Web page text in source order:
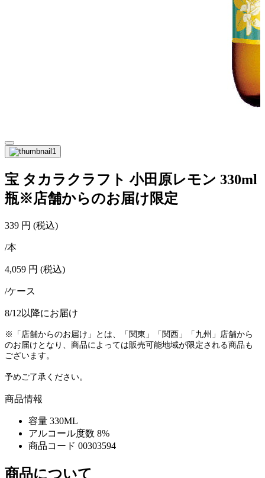
宝 タカラクラフト 小田原レモン 330ml
瓶※店舗からのお届け限定
339 円 (税込)
/本
4,059 円 (税込)
/ケース
8/12以降にお届け
※「店舗からのお届け」とは、「関東」「関西」「九州」店舗から
のお届けとなり、商品によっては販売可能地域が限定される商品も
ございます。
予めご了承ください。
商品情報
容量 330ML
アルコール度数 8%
商品コード 00303594
商品について